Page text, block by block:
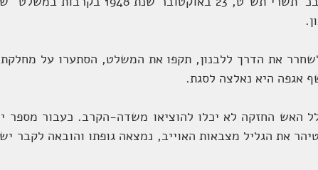
אגפה היא נאלצה לסגת.